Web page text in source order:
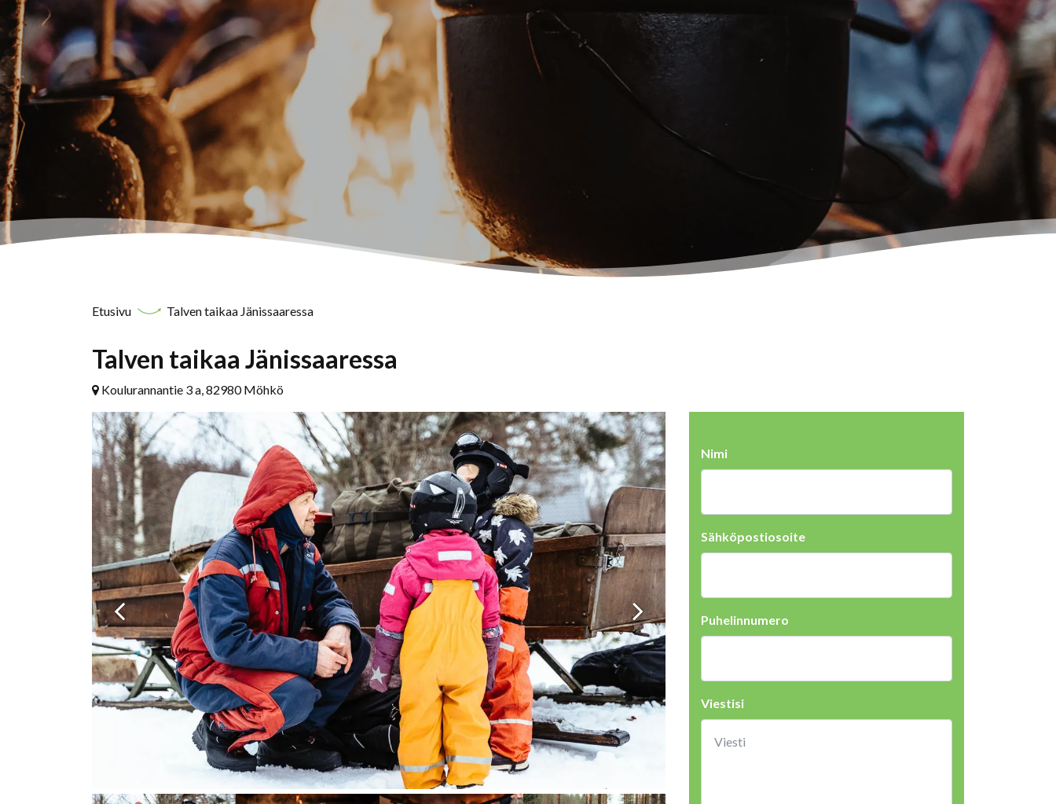
Etusivu Talven taikaa Jänissaaressa
Talven taikaa Jänissaaressa
Koulurannantie 3 a, 82980 Möhkö
Nimi
Sähköpostiosoite
Puhelinnumero
Viestisi